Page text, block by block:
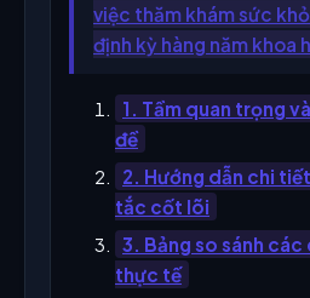
việc thăm khám sức
định kỳ hàng năm khoa
1. Tầm quan trọng
đề
2. Hướng dẫn chi
tắc cốt lõi
3. Bảng so sánh các
thực tế